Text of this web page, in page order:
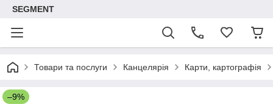
SEGMENT
Товари та послуги Канцелярія Карти, картографія
–9%